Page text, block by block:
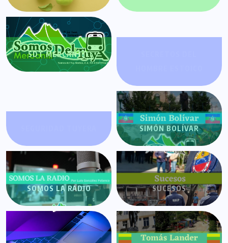
SDT MERCANTIL
SIMÓN BOLÍVAR
SOMOS LA RADIO SUCESOS